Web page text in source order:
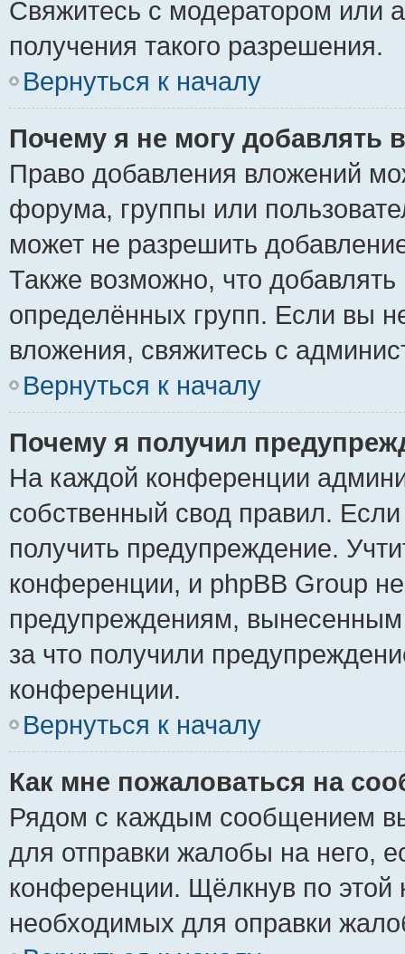
Свяжитесь с модератором или
получения такого разрешения.
Вернуться к началу
Почему я не могу добавлять
Право добавления вложений
форума, группы или
может не разрешить
Также возможно, что
определённых групп. Если вы
вложения, свяжитесь с
Вернуться к началу
Почему я получил
На каждой конференции
собственный свод правил.
получить предупреждение.
конференции, и phpBB Group
предупреждениям,
за что получили
конференции.
Вернуться к началу
Как мне пожаловаться на
Рядом с каждым сообщением
для отправки жалобы на него,
конференции. Щёлкнув по этой
необходимых для оправки